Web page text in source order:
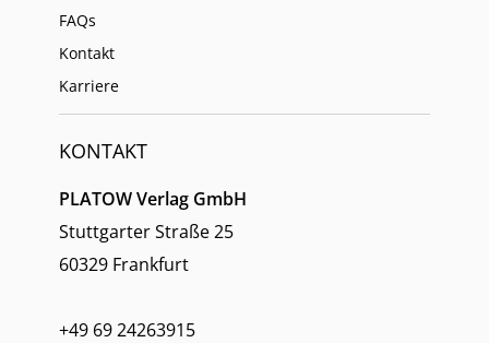
FAQs
Kontakt
Karriere
KONTAKT
PLATOW Verlag GmbH
Stuttgarter Straße 25
60329 Frankfurt
+49 69 24263915